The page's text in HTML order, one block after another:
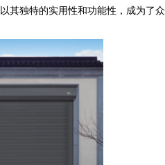
以其独特的实用性和功能性，成为了众